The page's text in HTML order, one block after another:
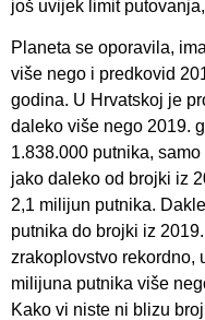
još uvijek limit
Planeta se oporavila,
više nego i predkovid
godina. U Hrvatskoj je
daleko više nego 2019.
1.838.000 putnika,
jako daleko od brojki iz
2,1 milijun putnika.
putnika do brojki iz
zrakoplovstvo rekordno,
milijuna putnika više
Kako vi niste ni blizu